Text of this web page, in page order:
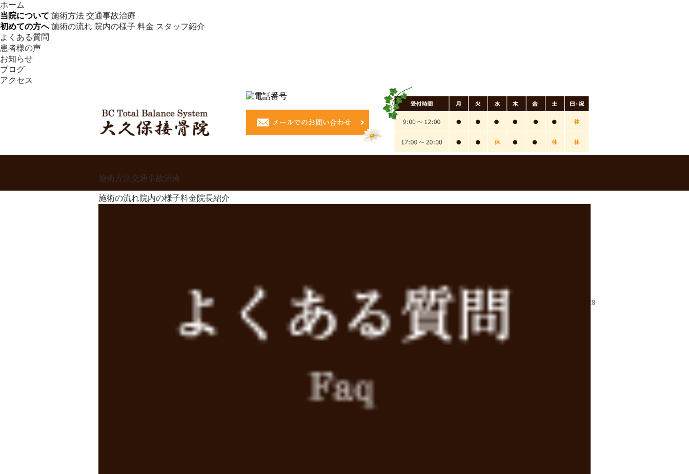
ホーム
当院について 施術方法 交通事故治療
初めての方へ 施術の流れ 院内の様子 料金 スタッフ紹介
よくある質問
患者様の声
お知らせ
ブログ
アクセス
施術方法交通事故治療
施術の流れ院内の様子料金院長紹介
2022/07/29
夏の土用に入り、自律神経がお疲れの方が急増しています
気候のように体調も不安定になり易い時期です。
クーラーによる冷やしすぎ、冷たいものの摂り過ぎに注意して、暑～い夏を楽しく乗り切りましょう
新月周囲は身体が最も引き締まります。
今日から満月に向け徐々に緩めていきましょう。
新月～上弦の月 7月29日～8月4日
ＢチューブM ＋ 下半身を動かす。
リンケージボード価格改定のお知･･･